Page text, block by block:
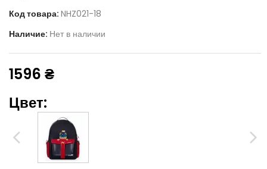
Код товара: NHZ021-18
Наличие: Нет в наличии
1596 ₴
Цвет: